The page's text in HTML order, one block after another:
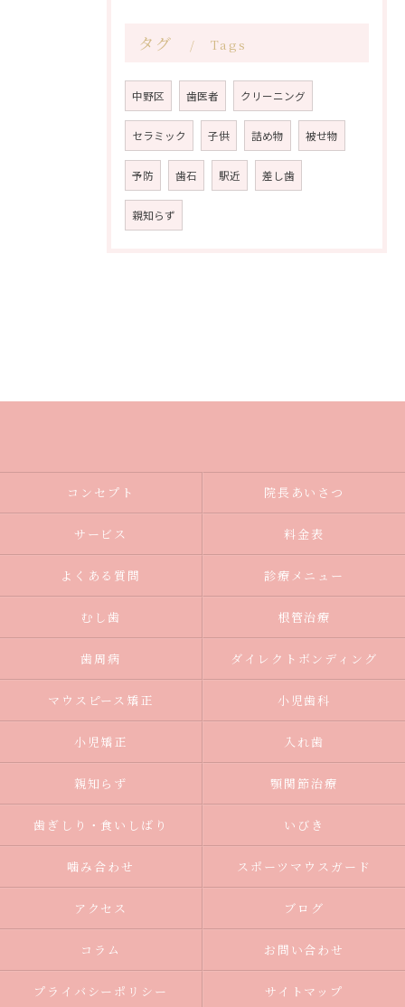
タグ Tags
中野区 歯医者 クリーニング
セラミック 子供 詰め物 被せ物
予防 歯石 駅近 差し歯
親知らず
コンセプト 院長あいさつ
サービス 料金表
よくある質問 診療メニュー
むし歯 根管治療
歯周病 ダイレクトボンディング
マウスピース矯正 小児歯科
小児矯正 入れ歯
親知らず 顎関節治療
歯ぎしり・食いしばり いびき
噛み合わせ スポーツマウスガード
アクセス ブログ
コラム お問い合わせ
プライバシーポリシー サイトマップ